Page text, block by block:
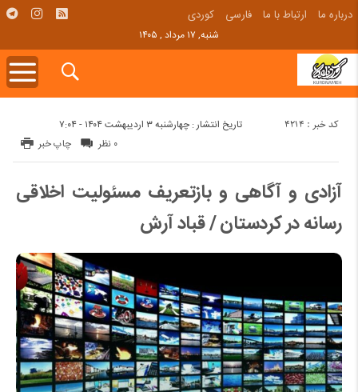
درباره ما ارتباط با ما فارسی کوردی
شنبه, ۱۷ مرداد , ۱۴۰۵
تاریخ انتشار : چهارشنبه ۳ اردیبهشت ۱۴۰۴ - ۷:۰۴ کد خبر : 4214
چاپ خبر ۰ نظر
آزادی و آگاهی و بازتعریف مسئولیت اخلاقی
رسانه در کردستان / قباد آرش